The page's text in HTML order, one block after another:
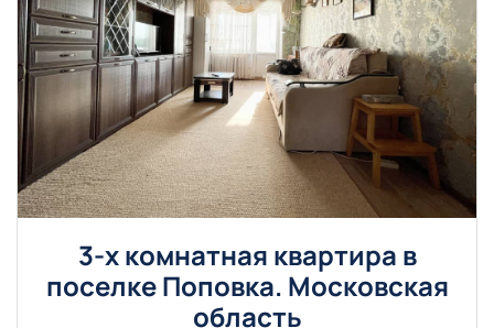
3-х комнатная квартира в
поселке Поповка. Московская
область